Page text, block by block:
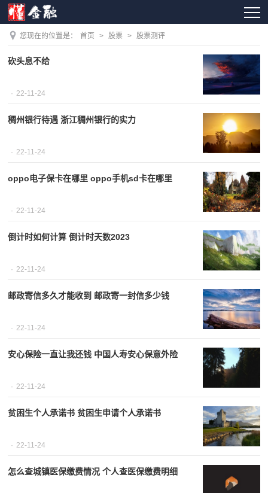
您现在的位置是： 首页 > 股票 > 股票测评
砍头息不给
22-11-24
稠州银行待遇 浙江稠州银行的实力
22-11-24
oppo电子保卡在哪里 oppo手机sd卡在哪里
22-11-24
倒计时如何计算 倒计时天数2023
22-11-24
邮政寄信多久才能收到 邮政寄一封信多少钱
22-11-24
安心保险一直让我还钱 中国人寿安心保意外险
22-11-24
贫困生个人承诺书 贫困生申请个人承诺书
22-11-24
怎么查城镇医保缴费情况 个人查医保缴费明细